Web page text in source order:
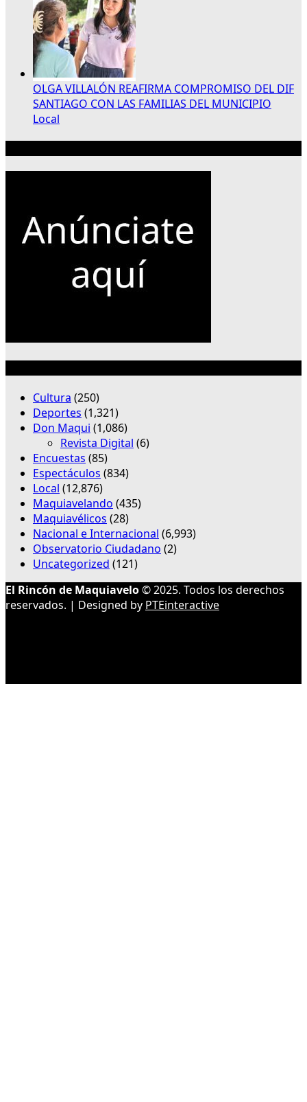
OLGA VILLALÓN REAFIRMA COMPROMISO DEL DIF
SANTIAGO CON LAS FAMILIAS DEL MUNICIPIO
Local
Cultura (250)
Deportes (1,321)
Don Maqui (1,086)
Revista Digital (6)
Encuestas (85)
Espectáculos (834)
Local (12,876)
Maquiavelando (435)
Maquiavélicos (28)
Nacional e Internacional (6,993)
Observatorio Ciudadano (2)
Uncategorized (121)
El Rincón de Maquiavelo© 2025. Todos los derechos
reservados. | Designed by PTEinteractive